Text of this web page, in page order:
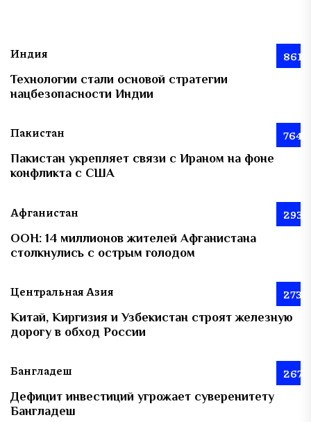
Индия 861
Технологии стали основой стратегии
нацбезопасности Индии
Пакистан 764
Пакистан укрепляет связи с Ираном на фоне
конфликта с США
Афганистан 293
ООН: 14 миллионов жителей Афганистана
столкнулись с острым голодом
Центральная Азия 273
Китай, Киргизия и Узбекистан строят железную
дорогу в обход России
Бангладеш 267
Дефицит инвестиций угрожает суверенитету
Бангладеш